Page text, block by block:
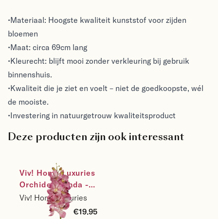
•Materiaal: Hoogste kwaliteit kunststof voor zijden
bloemen
•Maat: circa 69cm lang
•Kleurecht: blijft mooi zonder verkleuring bij gebruik
binnenshuis.
•Kwaliteit die je ziet en voelt – niet de goedkoopste, wél
de mooiste.
•Investering in natuurgetrouw kwaliteitsproduct
Deze producten zijn ook interessant
Viv! Home Luxuries
Orchidee Vanda -
zijden bloem -
natural touch -
Viv! Home Luxuries
€19.95